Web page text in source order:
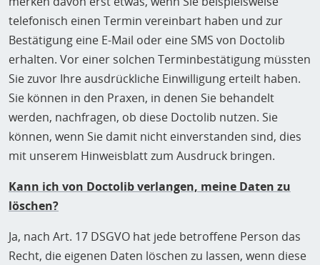
telefonisch einen Termin vereinbart haben und zur
Bestätigung eine E-Mail oder eine SMS von Doctolib
erhalten. Vor einer solchen Terminbestätigung müssten
Sie zuvor Ihre ausdrückliche Einwilligung erteilt haben.
Sie können in den Praxen, in denen Sie behandelt
werden, nachfragen, ob diese Doctolib nutzen. Sie
können, wenn Sie damit nicht einverstanden sind, dies
mit unserem Hinweisblatt zum Ausdruck bringen.
Kann ich von Doctolib verlangen, meine Daten zu
löschen?
Ja, nach Art. 17 DSGVO hat jede betroffene Person das
Recht, die eigenen Daten löschen zu lassen, wenn diese